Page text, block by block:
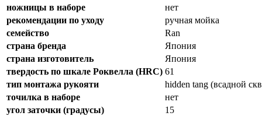
ножницы в наборе
нет
рекомендации по уходу
ручная мойка
семейство
Ran
страна бренда
Япония
страна изготовитель
Япония
твердость по шкале Роквелла (HRC) 61
тип монтажа рукояти
hidden tang (всадной
точилка в наборе
нет
угол заточки (градусы)
15